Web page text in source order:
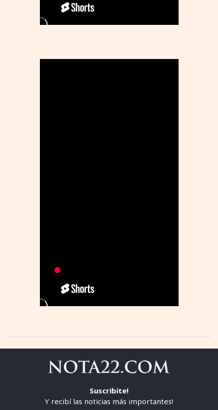
Suscribite!
Y recibí las noticias más importantes!